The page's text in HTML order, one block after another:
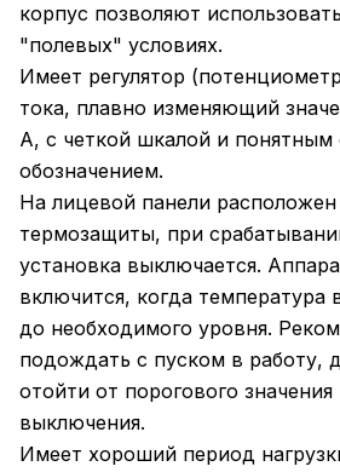
корпус позволяют
"полевых" условиях.
Имеет регулятор
тока, плавно изменяющий
А, с четкой шкалой и
обозначением.
На лицевой панели
термозащиты, при
установка выключается.
включится, когда температура
до необходимого уровня.
подождать с пуском в работу,
отойти от порогового
выключения.
Имеет хороший период